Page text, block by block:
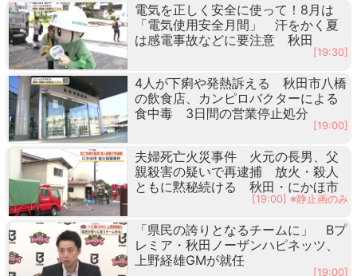
電気を正しく安全に使って！8月は
「電気使用安全月間」 汗をかく夏
は感電事故などに要注意 秋田
[19:30]
4人が下痢や発熱訴える 秋田市八橋
の飲食店、カンピロバクターによる
食中毒 3日間の営業停止処分
[19:00]
夫婦死亡火災事件 火元の長男、父
親殺害の疑いで再逮捕 放火・殺人
ともに黙秘続ける 秋田・にかほ市
[19:00] ※静止画のみ
「県民の誇りとなるチームに」 Bプ
レミア・秋田ノーザンハピネッツ、
上野経雄GMが就任
[19:00]